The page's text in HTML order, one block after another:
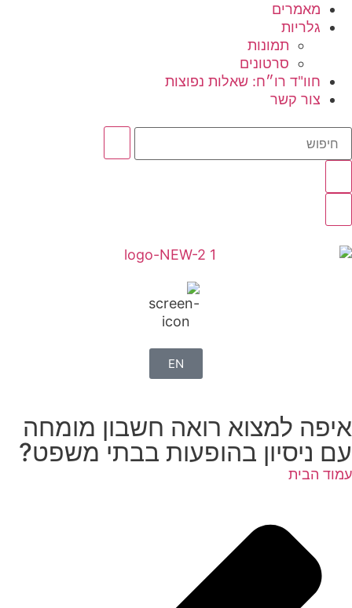
מאמרים
גלריות
תמונות
סרטונים
חוו"ד רו״ח: שאלות נפוצות
צור קשר
EN
איפה למצוא רואה חשבון מומחה
עם ניסיון בהופעות בבתי משפט?
עמוד הבית